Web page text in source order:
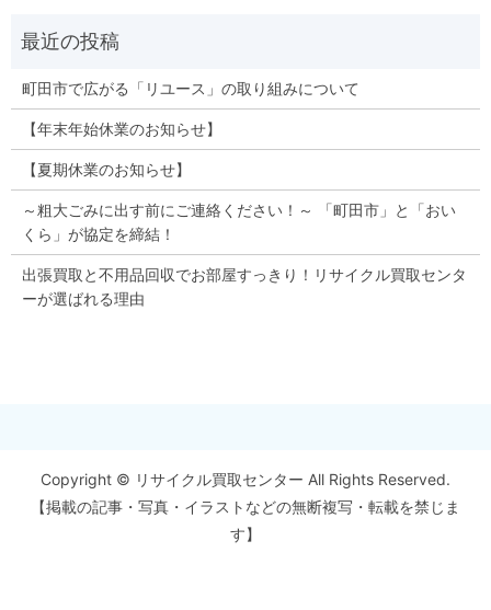
町田市で広がる「リユース」の取り組みについて
【年末年始休業のお知らせ】
【夏期休業のお知らせ】
～粗大ごみに出す前にご連絡ください！～ 「町田市」と「おい
くら」が協定を締結！
出張買取と不用品回収でお部屋すっきり！リサイクル買取センタ
ーが選ばれる理由
Copyright © リサイクル買取センター All Rights Reserved.
【掲載の記事・写真・イラストなどの無断複写・転載を禁じま
す】